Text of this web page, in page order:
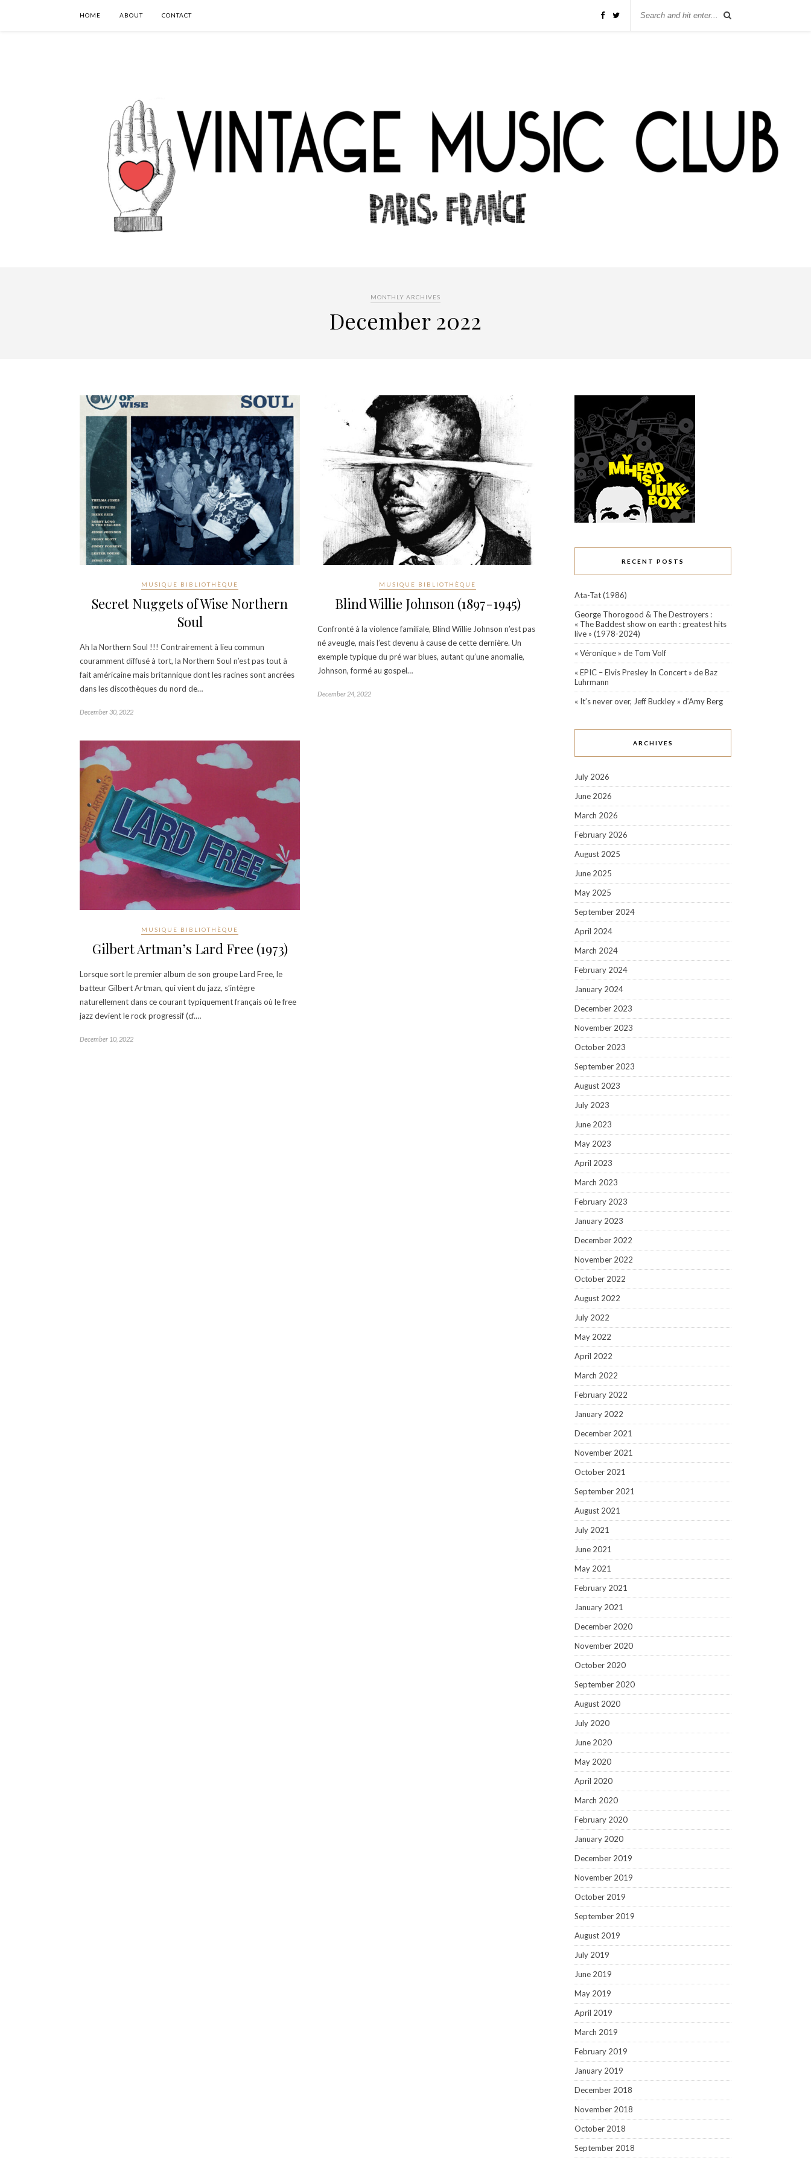
HOME ABOUT CONTACT
MONTHLY ARCHIVES
December 2022
MUSIQUE BIBLIOTHÈQUE
Secret Nuggets of Wise Northern
Soul
Ah la Northern Soul !!! Contrairement à lieu commun
couramment diffusé à tort, la Northern Soul n’est pas tout à
fait américaine mais britannique dont les racines sont ancrées
dans les discothèques du nord de…
December 30, 2022
MUSIQUE BIBLIOTHÈQUE
Blind Willie Johnson (1897-1945)
Confronté à la violence familiale, Blind Willie Johnson n’est pas
né aveugle, mais l’est devenu à cause de cette dernière. Un
exemple typique du pré war blues, autant qu’une anomalie,
Johnson, formé au gospel…
December 24, 2022
MUSIQUE BIBLIOTHÈQUE
Gilbert Artman’s Lard Free (1973)
Lorsque sort le premier album de son groupe Lard Free, le
batteur Gilbert Artman, qui vient du jazz, s’intègre
naturellement dans ce courant typiquement français où le free
jazz devient le rock progressif (cf.…
December 10, 2022
RECENT POSTS
Ata-Tat (1986)
George Thorogood & The Destroyers :
« The Baddest show on earth : greatest hits
live » (1978-2024)
« Véronique » de Tom Volf
« EPIC – Elvis Presley In Concert » de Baz
Luhrmann
« It’s never over, Jeff Buckley » d’Amy Berg
ARCHIVES
July 2026
June 2026
March 2026
February 2026
August 2025
June 2025
May 2025
September 2024
April 2024
March 2024
February 2024
January 2024
December 2023
November 2023
October 2023
September 2023
August 2023
July 2023
June 2023
May 2023
April 2023
March 2023
February 2023
January 2023
December 2022
November 2022
October 2022
August 2022
July 2022
May 2022
April 2022
March 2022
February 2022
January 2022
December 2021
November 2021
October 2021
September 2021
August 2021
July 2021
June 2021
May 2021
February 2021
January 2021
December 2020
November 2020
October 2020
September 2020
August 2020
July 2020
June 2020
May 2020
April 2020
March 2020
February 2020
January 2020
December 2019
November 2019
October 2019
September 2019
August 2019
July 2019
June 2019
May 2019
April 2019
March 2019
February 2019
January 2019
December 2018
November 2018
October 2018
September 2018